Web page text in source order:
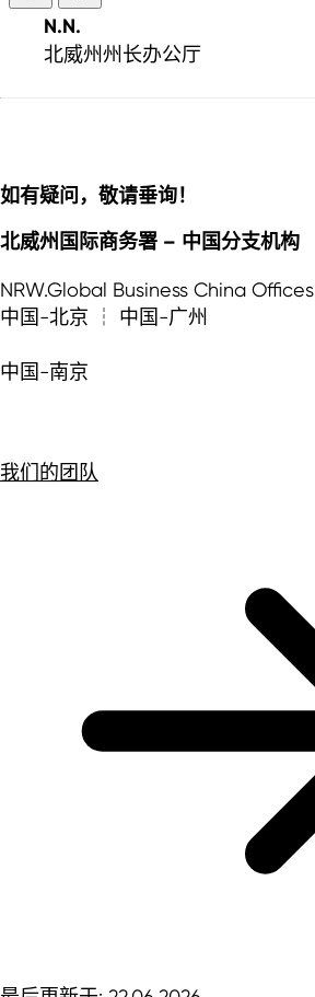
N.N.
北威州州长办公厅
如有疑问，敬请垂询！
北威州国际商务署 – 中国分支机构
NRW.Global Business China Offices
中国-北京 ┆ 中国-广州
中国-南京
我们的团队